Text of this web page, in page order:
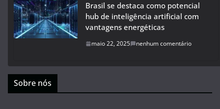
Brasil se destaca como potencial
hub de inteligência artificial com
vantagens energéticas
maio 22, 2025 nenhum comentário
Sobre nós